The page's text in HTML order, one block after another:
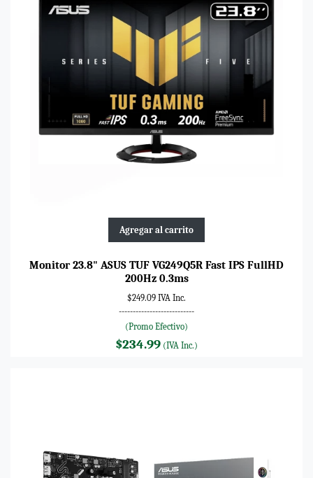
Agregar al carrito
Monitor 23.8" ASUS TUF VG249Q5R Fast IPS FullHD
200Hz 0.3ms
$249.09 IVA Inc.
---------------------------
(Promo Efectivo)
$234.99 (IVA Inc.)